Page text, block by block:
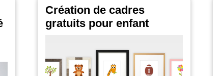
Création de cadres
gratuits pour enfant